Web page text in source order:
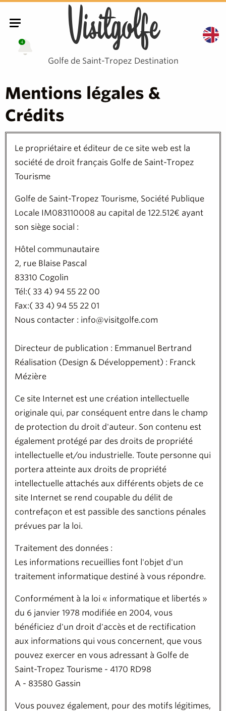
4 Visitgolfe
Golfe de Saint-Tropez Destination
Mentions légales &
Crédits
Le propriétaire et éditeur de ce site web est la
société de droit français Golfe de Saint-Tropez
Tourisme
Golfe de Saint-Tropez Tourisme, Société Publique
Locale IM083110008 au capital de 122.512€ ayant
son siège social :
Hôtel communautaire
2, rue Blaise Pascal
83310 Cogolin
Tél:( 33 4) 94 55 22 00
Fax:( 33 4) 94 55 22 01
Nous contacter : info@visitgolfe.com
Directeur de publication : Emmanuel Bertrand
Réalisation (Design & Développement) : Franck
Mézière
Ce site Internet est une création intellectuelle
originale qui, par conséquent entre dans le champ
de protection du droit d'auteur. Son contenu est
également protégé par des droits de propriété
intellectuelle et/ou industrielle. Toute personne qui
portera atteinte aux droits de propriété
intellectuelle attachés aux différents objets de ce
site Internet se rend coupable du délit de
contrefaçon et est passible des sanctions pénales
prévues par la loi.
Traitement des données :
Les informations recueillies font l'objet d'un
traitement informatique destiné à vous répondre.
Conformément à la loi « informatique et libertés »
du 6 janvier 1978 modifiée en 2004, vous
bénéficiez d'un droit d'accès et de rectification
aux informations qui vous concernent, que vous
pouvez exercer en vous adressant à Golfe de
Saint-Tropez Tourisme - 4170 RD98
A - 83580 Gassin
Vous pouvez également, pour des motifs légitimes,